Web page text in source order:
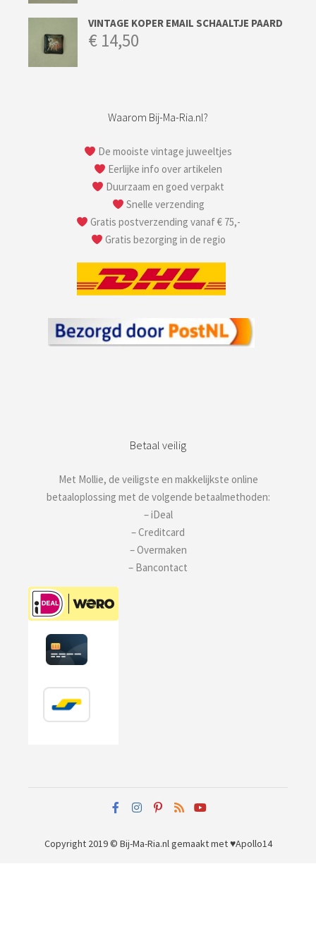
VINTAGE KOPER EMAIL SCHAALTJE PAARD
€ 14,50
Waarom Bij-Ma-Ria.nl?
De mooiste vintage juweeltjes
Eerlijke info over artikelen
Duurzaam en goed verpakt
Snelle verzending
Gratis postverzending vanaf € 75,-
Gratis bezorging in de regio
Betaal veilig
Met Mollie, de veiligste en makkelijkste online
betaaloplossing met de volgende betaalmethoden:
– iDeal
– Creditcard
– Overmaken
– Bancontact
Copyright 2019 © Bij-Ma-Ria.nlgemaakt met ♥Apollo14